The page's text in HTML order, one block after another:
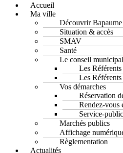
Accueil
Ma ville
Découvrir Bapaume
Situation & accès
SMAV
Santé
Le conseil municipal
Les
Les
Vos démarches
Réservation
Rendez-vous
Service-
Marchés publics
Affichage
Règlementation
Actualités